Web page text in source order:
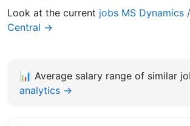
Look at the current jobs MS Dynamics
Central →
📊 Average salary range of similar
analytics →